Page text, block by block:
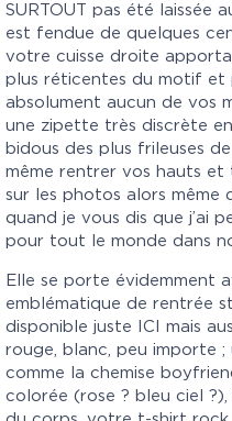
SURTOUT pas été laissée
est fendue de quelques
votre cuisse droite
plus réticentes du motif et
absolument aucun de vos
une zipette très discrète
bidous des plus frileuses
même rentrer vos hauts
sur les photos alors même
quand je vous dis que j’ai
pour tout le monde dans
Elle se porte évidemment
emblématique de rentrée
disponible juste ICI mais
rouge, blanc, peu importe ;
comme la chemise
colorée (rose ? bleu ciel